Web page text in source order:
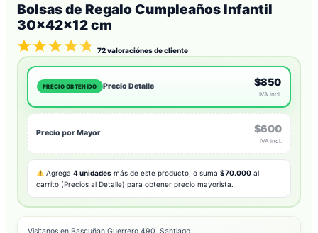
Bolsas de Regalo Cumpleaños Infantil
30x42x12 cm
72valoraciónes de cliente
PRECIO OBTENIDO Precio Detalle $850
IVA incl.
Precio por Mayor $600
IVA incl.
Agrega4 unidades más de este producto, o suma$70.000 al
carrito (Precios al Detalle) para obtener precio mayorista.